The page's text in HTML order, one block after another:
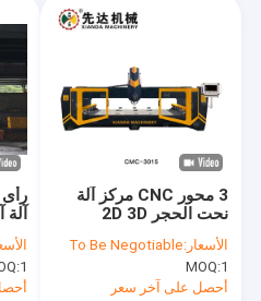
اطلب اقتباس
رأى الماس سلك آلة
آلة نحت الحجر باستخدام
آلة قطع العمود
1
3 محور CNC مركز آلة
نحت الحجر 2D 3D
الكلمات الفنية
الأسعار:To Be Negotiable
MOQ:1
أحصل على آخر سعر